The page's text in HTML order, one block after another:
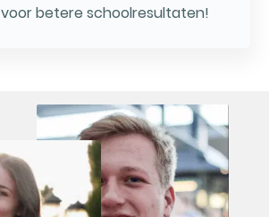
voor betere schoolresultaten!